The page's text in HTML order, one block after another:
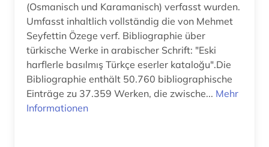
(Osmanisch und Karamanisch) verfasst wurden.
Umfasst inhaltlich vollständig die von Mehmet
Seyfettin Özege verf. Bibliographie über
türkische Werke in arabischer Schrift: "Eski
harflerle basılmış Türkçe eserler kataloğu".Die
Bibliographie enthält 50.760 bibliographische
Einträge zu 37.359 Werken, die zwische... Mehr
Informationen